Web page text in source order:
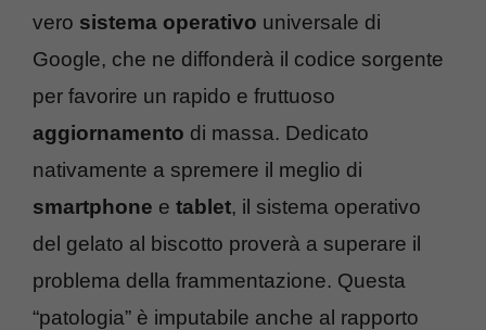
vero sistema operativo universale di
Google, che ne diffonderà il codice sorgente
per favorire un rapido e fruttuoso
aggiornamento di massa. Dedicato
nativamente a spremere il meglio di
smartphone e tablet, il sistema operativo
del gelato al biscotto proverà a superare il
problema della frammentazione. Questa
“patologia” è imputabile anche al rapporto